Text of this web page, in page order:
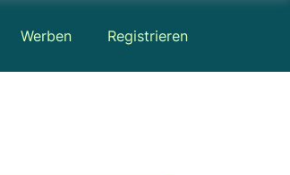
Werben Registrieren